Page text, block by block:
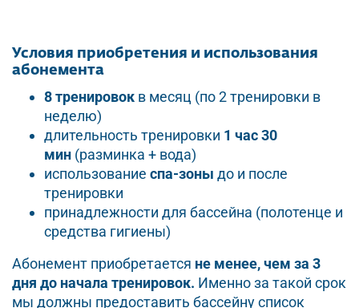
Условия приобретения и использования
абонемента
8 тренировок в месяц (по 2 тренировки в
неделю)
длительность тренировки 1 час 30
мин (разминка + вода)
использование спа-зоны до и после
тренировки
принадлежности для бассейна (полотенце и
средства гигиены)
Абонемент приобретается не менее, чем за 3
дня до начала тренировок. Именно за такой срок
мы должны предоставить бассейну список